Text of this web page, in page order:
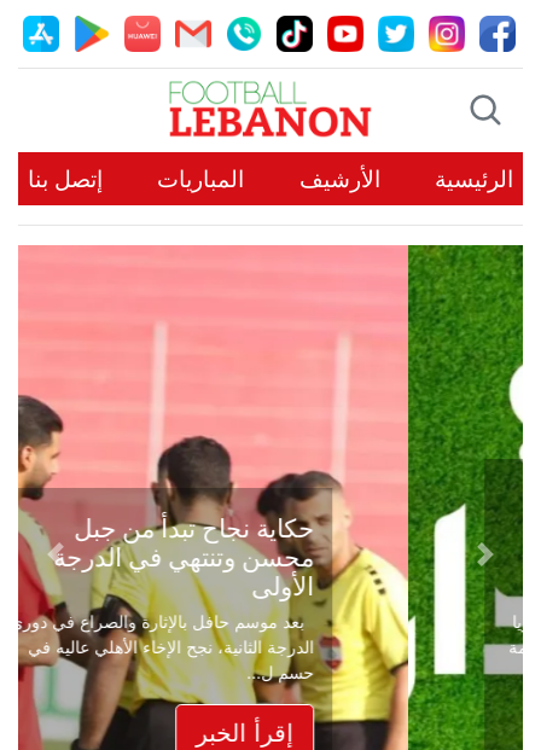
الرئيسية الأرشيف المباريات إتصل بنا
حكاية نجاح تبدأ من جبل
محسن وتنتهي في الدرجة
الأولى
بعد موسم حافل بالإثارة والصراع في دوري
الدرجة الثانية، نجح الإخاء الأهلي عاليه في
حسم ل...
إقرأ الخبر
Previous
Next